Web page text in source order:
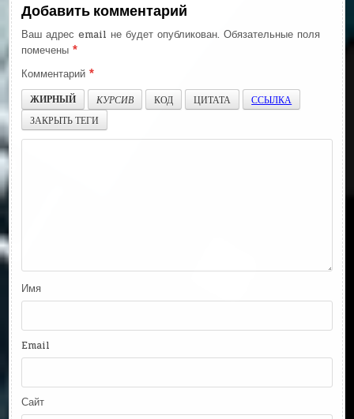
Добавить комментарий
Ваш адрес email не будет опубликован. Обязательные поля
помечены*
Комментарий*
ЖИРНЫЙ
КУРСИВ КОД ЦИТАТА
ССЫЛКА
ЗАКРЫТЬ ТЕГИ
Имя
Email
Сайт